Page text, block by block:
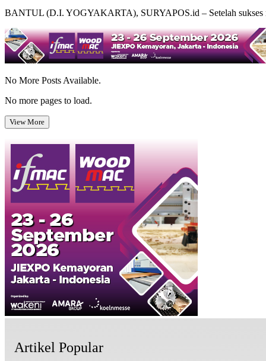
BANTUL (D.I. YOGYAKARTA), SURYAPOS.id – Setelah
No More Posts Available.
No more pages to load.
View More
Artikel Popular